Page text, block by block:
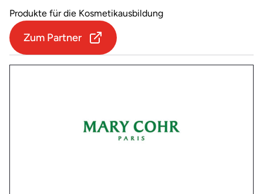
Produkte für die Kosmetikausbildung
Zum Partner